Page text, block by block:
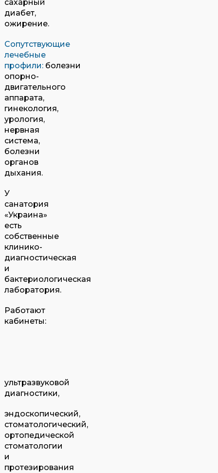
сахарный
диабет,
ожирение.
Сопутствующие
лечебные
профили: болезни
опорно-
двигательного
аппарата,
гинекология,
урология,
нервная
система,
болезни
органов
дыхания.
У
санатория
«Украина»
есть
собственные
клинико-
диагностическая
и
бактериологическая
лаборатория.
Работают
кабинеты:
ультразвуковой
диагностики,
эндоскопический,
стоматологический,
ортопедической
стоматологии
и
протезирования